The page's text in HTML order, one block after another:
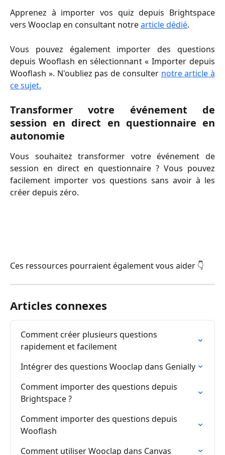
Apprenez à importer vos quiz depuis Brightspace
vers Wooclap en consultant notrearticle dédié.
Vous pouvez également importer des questions
depuis Wooflash en sélectionnant « Importer depuis
Wooflash ». N'oubliez pas de consulter notre article à
ce sujet.
Transformer votre événement de
session en direct en questionnaire en
autonomie
Vous souhaitez transformer votre événement de
session en direct en questionnaire ? Vous pouvez
facilement importer vos questions sans avoir à les
créer depuis zéro.
Ces ressources pourraient également vous aider 👇
Articles connexes
Comment créer plusieurs questions
rapidement et facilement
Intégrer des questions Wooclap dans Genially
Comment importer des questions depuis
Brightspace ?
Comment importer des questions depuis
Wooflash
Comment utiliser Wooclap dans Canvas